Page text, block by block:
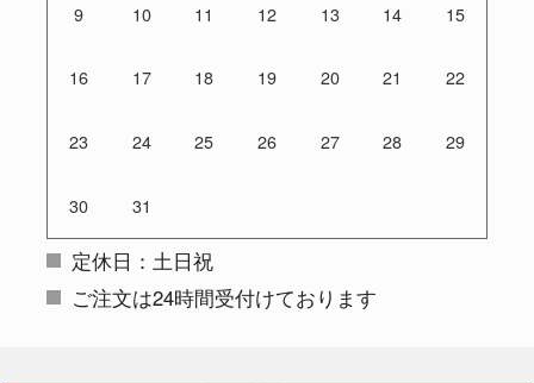
9 10 11 12 13 14 15
16 17 18 19 20 21 22
23 24 25 26 27 28 29
30 31
定休日：土日祝
ご注文は24時間受付けております